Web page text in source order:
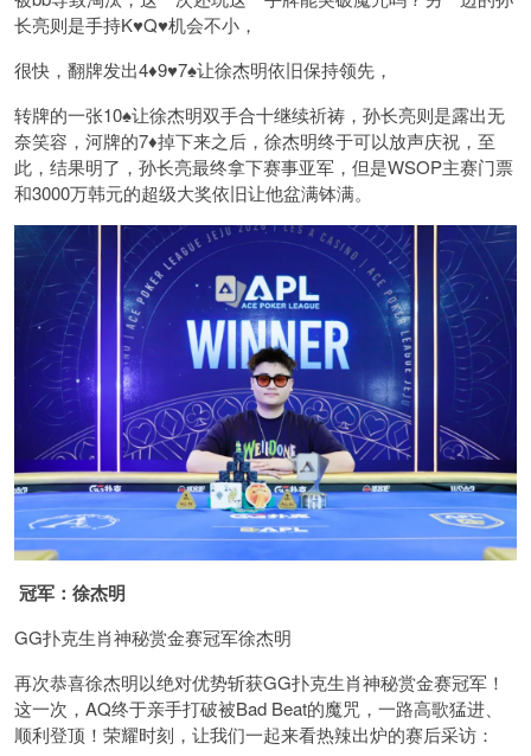
长亮则是手持K♥️Q♥️机会不小，
很快，翻牌发出4♦️9♥️7♠️让徐杰明依旧保持领先，
转牌的一张10♠️让徐杰明双手合十继续祈祷，孙长亮则是露出无
奈笑容，河牌的7♦️掉下来之后，徐杰明终于可以放声庆祝，至
此，结果明了，孙长亮最终拿下赛事亚军，但是WSOP主赛门票
和3000万韩元的超级大奖依旧让他盆满钵满。
冠军：徐杰明
GG扑克生肖神秘赏金赛冠军徐杰明
再次恭喜徐杰明以绝对优势斩获GG扑克生肖神秘赏金赛冠军！
这一次，AQ终于亲手打破被Bad Beat的魔咒，一路高歌猛进、
顺利登顶！荣耀时刻，让我们一起来看热辣出炉的赛后采访：